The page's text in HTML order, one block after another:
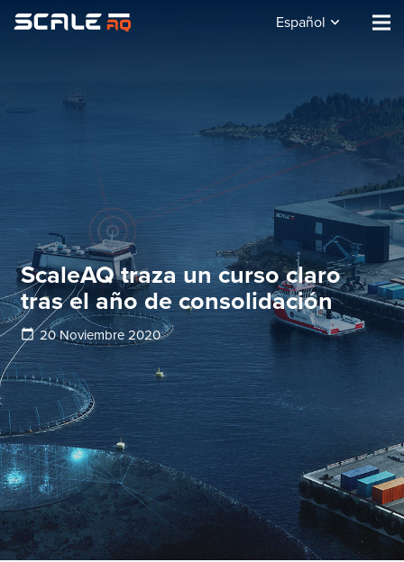
Español
ScaleAQ traza un curso claro
tras el año de consolidación
calendar_today 20 Noviembre 2020